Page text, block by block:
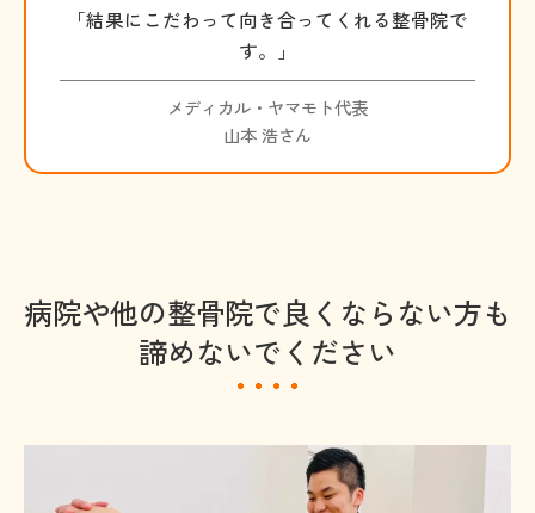
「結果にこだわって向き合ってくれる整骨院で
す。」
メディカル・ヤマモト代表
山本 浩さん
病院や他の整骨院で良くならない方も
諦めないでください